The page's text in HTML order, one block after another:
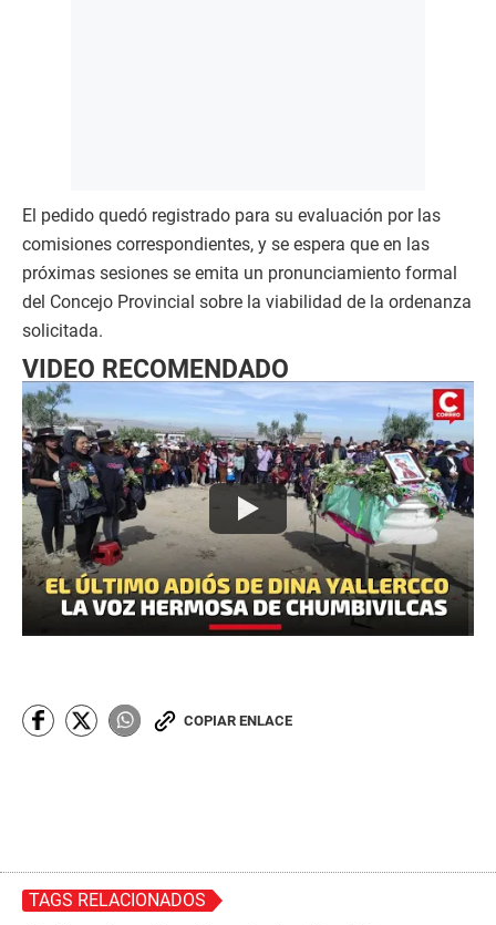
El pedido quedó registrado para su evaluación por las
comisiones correspondientes, y se espera que en las
próximas sesiones se emita un pronunciamiento formal
del Concejo Provincial sobre la viabilidad de la ordenanza
solicitada.
VIDEO RECOMENDADO
COPIAR ENLACE
TAGS RELACIONADOS